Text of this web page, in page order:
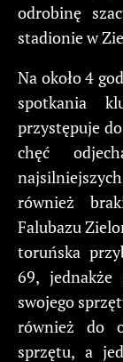
odrobinę
stadionie w
Na około 4
spotkania
przystępuje
chęć
również
Falubazu
toruńska
69, jednakże
swojego
również do
sprzętu, a